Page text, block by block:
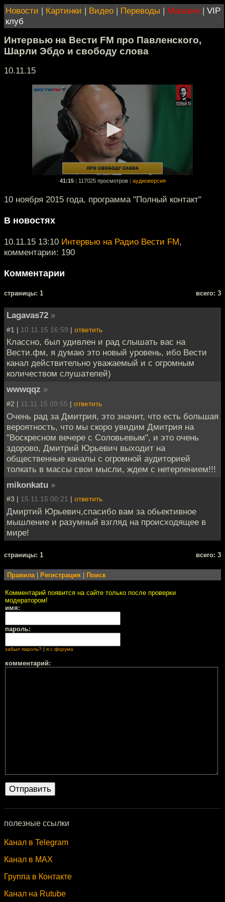
Новости | Картинки | Видео | Переводы | Магазин | VIP
клуб
Интервью на Вести FM про Павленского,
Шарли Эбдо и свободу слова
10.11.15
41:15 117025 просмотров аудиоверсия
10 ноября 2015 года, программа "Полный контакт"
В новостях
10.11.15 13:10 Интервью на Радио Вести FM,
комментарии: 190
Комментарии
cтраницы: 1 всего: 3
Lagavas72 »
#1 | 10.11.15 16:59 | ответить
Классно, был удивлен и рад слышать вас на
Вести.фм, я думаю это новый уровень, ибо Вести
канал действительно уважаемый и с огромным
количеством слушателей)
wwwqqz »
#2 | 11.11.15 09:55 | ответить
Очень рад за Дмитрия, это значит, что есть большая
вероятность, что мы скоро увидим Дмитрия на
"Воскресном вечере с Соловьевым", и это очень
здорово, Дмитрий Юрьевич выходит на
общественные каналы с огромной аудиторией
толкать в массы свои мысли, ждем с нетерпением!!!
mikonkatu »
#3 | 15.11.15 00:21 | ответить
Дмиртий Юрьевич,спасибо вам за обьективное
мышление и разумный взгляд на происходящее в
мире!
cтраницы: 1 всего: 3
Правила | Регистрация | Поиск
Комментарий появится на сайте только после проверки
модератором!
имя:
пароль:
забыл пароль? | я с форума
комментарий:
полезные ссылки
Канал в Telegram
Канал в MAX
Группа в Контакте
Канал на Rutube